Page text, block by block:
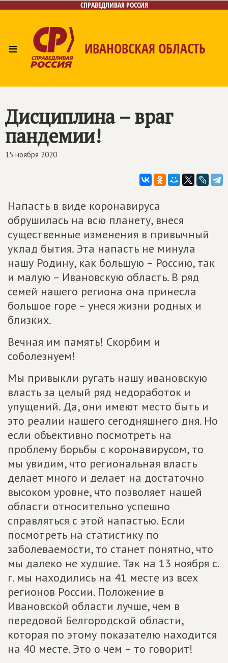
СПРАВЕДЛИВАЯ РОССИЯ
≡ ИВАНОВСКАЯ ОБЛАСТЬ
Дисциплина – враг
пандемии!
15 ноября 2020
Напасть в виде коронавируса
обрушилась на всю планету, внеся
существенные изменения в привычный
уклад бытия. Эта напасть не минула
нашу Родину, как большую – Россию, так
и малую – Ивановскую область. В ряд
семей нашего региона она принесла
большое горе – унеся жизни родных и
близких.
Вечная им память! Скорбим и
соболезнуем!
Мы привыкли ругать нашу ивановскую
власть за целый ряд недоработок и
упущений. Да, они имеют место быть и
это реалии нашего сегодняшнего дня. Но
если объективно посмотреть на
проблему борьбы с коронавирусом, то
мы увидим, что региональная власть
делает много и делает на достаточно
высоком уровне, что позволяет нашей
области относительно успешно
справляться с этой напастью. Если
посмотреть на статистику по
заболеваемости, то станет понятно, что
мы далеко не худшие. Так на 13 ноября с.
г. мы находились на 41 месте из всех
регионов России. Положение в
Ивановской области лучше, чем в
передовой Белгородской области,
которая по этому показателю находится
на 40 месте. Это о чем – то говорит!